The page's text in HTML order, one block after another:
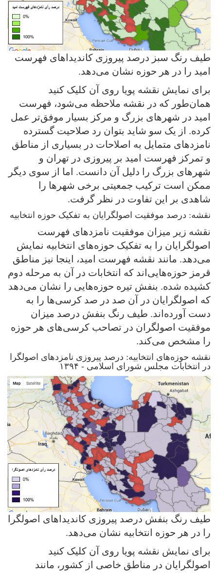
طیف رنگ سبز درصد پیروزی کاندیداهای فهرست
امید را در هر حوزه نشان می‌دهد.
برای نمایش نقشه پویا روی آن کلیک کنید
همان‌طور که در نقشه ملاحظه می‌شود، فهرست
امید در شهرهای بزرگ و مرکز بسیار موفق‌تر عمل
کرده. از یک سو شاید بتوان رد صلاحیت گسترده
نامزدهای متمایل به اصلاحات در بسیاری از مناطق
و تمرکز فهرست امید بر پیروزی در تهران و
شهرهای بزرگ را دلیل آن دانست. اما از سوی دیگر
ممکن است ترکیب جمعیتی برخی شهرها را
شاهدی بر این تفاوت در نظر گرفت.
نقشه: درصد موفقیت اصولگرایان به تفکیک حوزه انتخابیه
نقشه زیر میزان موفقیت نامزدهای فهرست
اصولگرایان را به تفکیک حوزه‌های انتخابیه نمایش
می‌دهد. مانند نقشه فهرست امید، اینجا نیز مناطق
قرمز حوزه‌هایی‌اند که انتخابات در آن به مرحله دوم
کشیده شده. بنفش تیره حوزه‌هایی را نشان می‌دهد
که اصولگرایان در آن صد در صد کرسی‌ها را به
دست آورده‌اند. طیف رنگ بنفش درصد میزان
موفقیت اصولگران در تصاحب کرسی‌های هر حوزه
را مشخص می‌کند.
نقشه حوزه‌های انتخابیه: درصد پیروزی نامزدهای اصولگرا
در انتخابات مجلس شورای اسلامی - ۱۳۹۴
طیف رنگ بنفش درصد پیروزی کاندیداهای اصولگرا
را در هر حوزه انتخابیه نشان می‌دهد.
برای نمایش نقشه پویا روی آن کلیک کنید
اصولگرایان در مناطق خاصی از کشور، مانند